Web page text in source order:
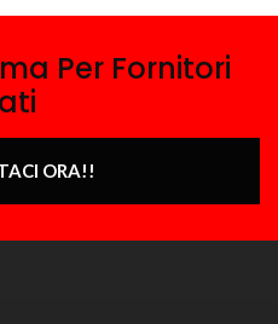
Per Fornitori
ORA!!